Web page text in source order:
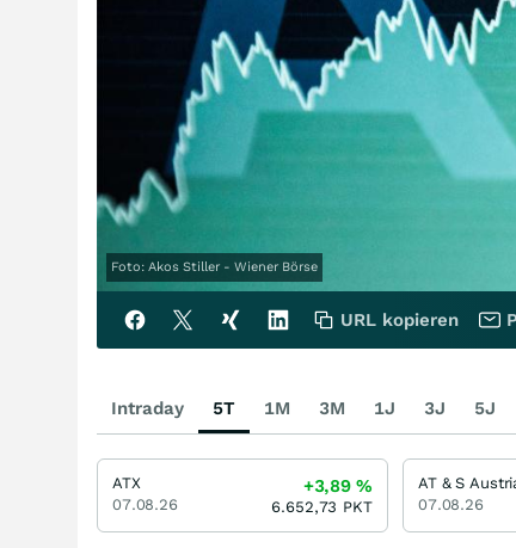
Foto: Akos Stiller - Wiener Börse
URL kopieren
Intraday 5T 1M 3M 1J 3J 5J
ATX
07.08.26
+3,89%
6.652,73 PKT
07.08.26